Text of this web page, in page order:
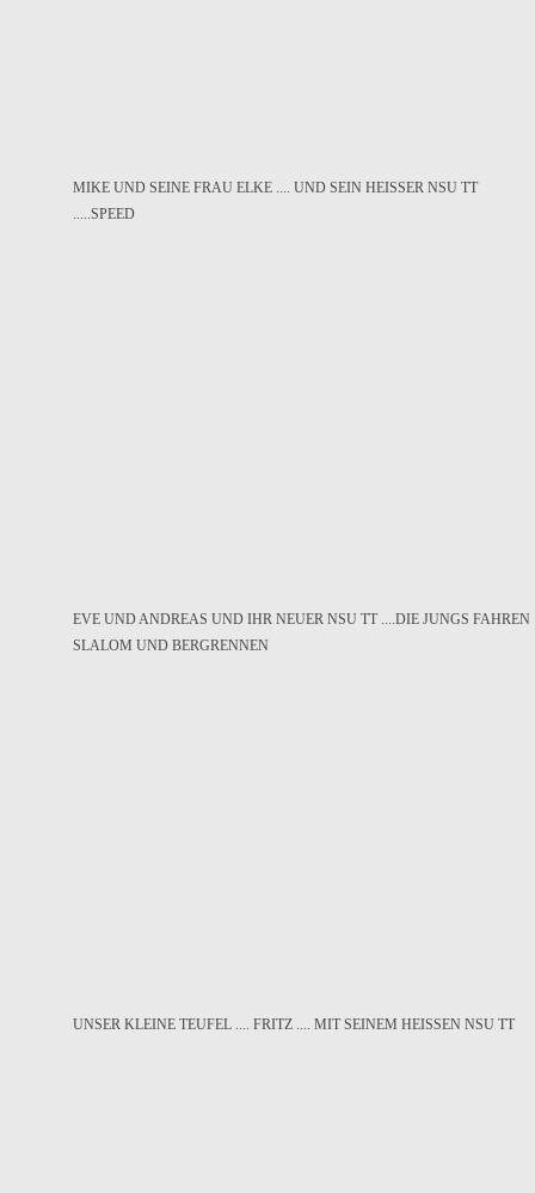
MIKE UND SEINE FRAU ELKE .... UND SEIN HEISSER NSU TT
.....SPEED
EVE UND ANDREAS UND IHR NEUER NSU TT ....DIE JUNGS FAHREN
SLALOM UND BERGRENNEN
UNSER KLEINE TEUFEL .... FRITZ .... MIT SEINEM HEISSEN NSU TT